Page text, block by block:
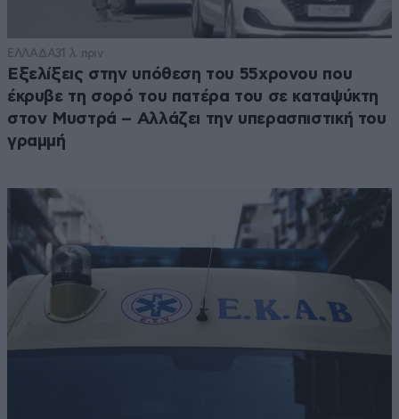
ΕΛΛΑΔΑ31 λ. πριν
Εξελίξεις στην υπόθεση του 55χρονου που
έκρυβε τη σορό του πατέρα του σε καταψύκτη
στον Μυστρά – Αλλάζει την υπερασπιστική του
γραμμή